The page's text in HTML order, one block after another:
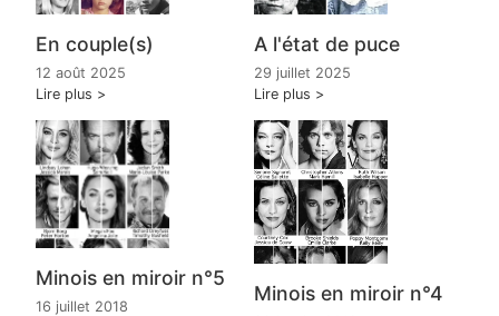
En couple(s)
12 août 2025
Lire plus
A l'état de puce
29 juillet 2025
Lire plus
Minois en miroir n°5
16 juillet 2018
Minois en miroir n°4